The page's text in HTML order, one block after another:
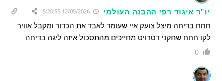
יו"ר איגוד רפי ההבנה העולמי 12/05/2026 5:20:55
חחח בדיחה מיצל צועק איי שעומד לאבד את הכדור ומקבל אוויר
לקו חחח שחקני דטרויט מחייכים מהתסכול איזה ליגה בדיחה
0